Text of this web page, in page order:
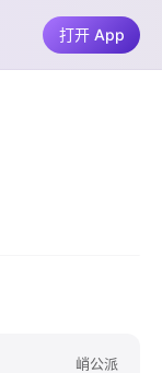
峭公派
打开 App